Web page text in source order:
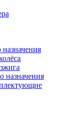
назначения